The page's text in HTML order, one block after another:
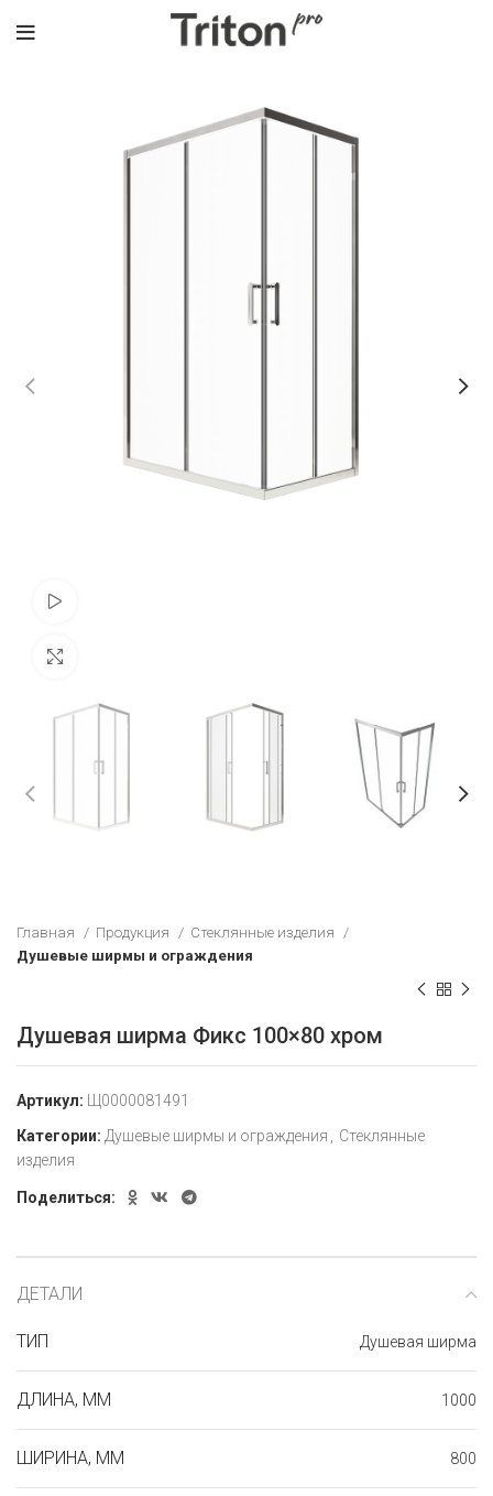
Главная Продукция
Стеклянные изделия
Душевые ширмы и ограждения
Душевая ширма Фикс 100×80 хром
Артикул: Щ0000081491
Категории: Душевые ширмы и ограждения , Стеклянные
изделия
Поделиться:
ДЕТАЛИ
ТИП Душевая ширма
ДЛИНА, ММ 1000
ШИРИНА, ММ 800